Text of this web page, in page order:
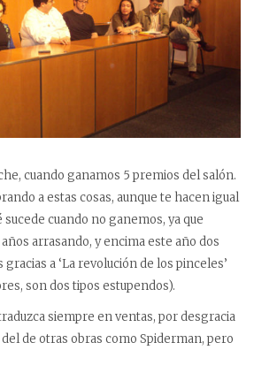
cuando ganamos 5 premios del salón.
a estas cosas, aunque te hacen igual
cuando no ganemos, ya que
arrasando, y encima este año dos
a ‘La revolución de los pinceles’
son dos tipos estupendos).
siempre en ventas, por desgracia
de otras obras como Spiderman, pero